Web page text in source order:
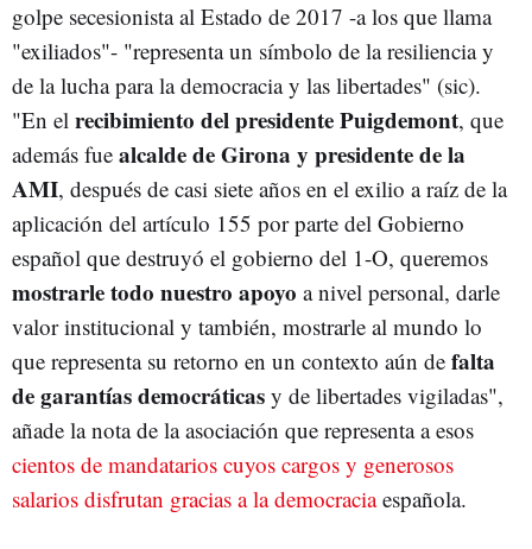
golpe secesionista al Estado de 2017 -a los que llama
"exiliados"- "representa un símbolo de la resiliencia y
de la lucha para la democracia y las libertades" (sic).
"En el recibimiento del presidente Puigdemont, que
además fue alcalde de Girona y presidente de la
AMI, después de casi siete años en el exilio a raíz de la
aplicación del artículo 155 por parte del Gobierno
español que destruyó el gobierno del 1-O, queremos
mostrarle todo nuestro apoyo a nivel personal, darle
valor institucional y también, mostrarle al mundo lo
que representa su retorno en un contexto aún de falta
de garantíasdemocráticas y de libertades vigiladas",
añade la nota de la asociación que representa a esos
cientos de mandatarios cuyos cargos y generosos
salarios disfrutan gracias a la democraciaespañola.